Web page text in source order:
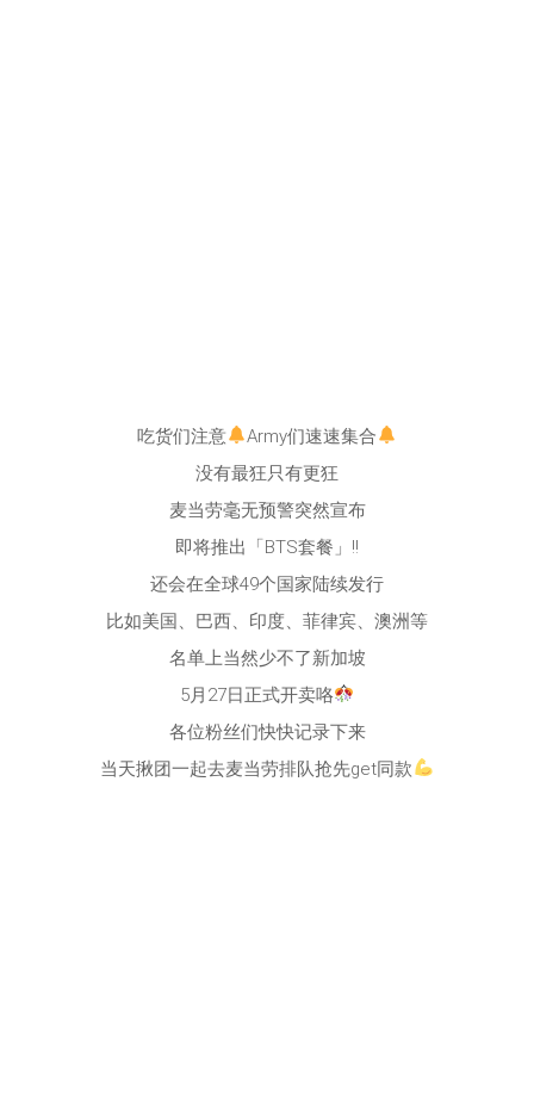
吃货们注意
Army们速速集合
没有最狂只有更狂
麦当劳毫无预警突然宣布
即将推出「BTS套餐」‼
还会在全球49个国家陆续发行
比如美国、巴西、印度、菲律宾、澳洲等
名单上当然少不了新加坡
5月27日正式开卖咯
各位粉丝们快快记录下来
当天揪团一起去麦当劳排队抢先get同款